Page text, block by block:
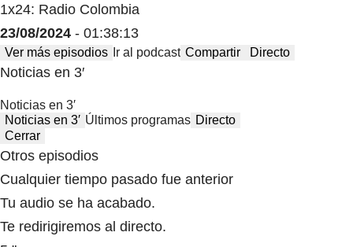
1x24: Radio Colombia
23/08/2024 - 01:38:13
Ver más episodios Ir al podcast Compartir Directo
Noticias en 3′
Noticias en 3′
Noticias en 3′ Últimos programas Directo
Cerrar
Otros episodios
Cualquier tiempo pasado fue anterior
Tu audio se ha acabado.
Te redirigiremos al directo.